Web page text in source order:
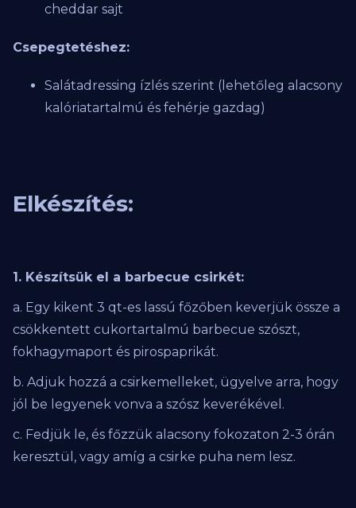
cheddar sajt
Csepegtetéshez:
Salátadressing ízlés szerint (lehetőleg alacsony
kalóriatartalmú és fehérje gazdag)
Elkészítés:
1. Készítsük el a barbecue csirkét:
a. Egy kikent 3 qt-es lassú főzőben keverjük össze a
csökkentett cukortartalmú barbecue szószt,
fokhagymaport és pirospaprikát.
b. Adjuk hozzá a csirkemelleket, ügyelve arra, hogy
jól be legyenek vonva a szósz keverékével.
c. Fedjük le, és főzzük alacsony fokozaton 2-3 órán
keresztül, vagy amíg a csirke puha nem lesz.